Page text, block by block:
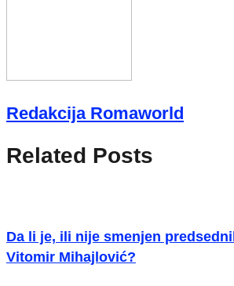
Redakcija Romaworld
Related Posts
Da li je, ili nije smenjen
Vitomir Mihajlović?